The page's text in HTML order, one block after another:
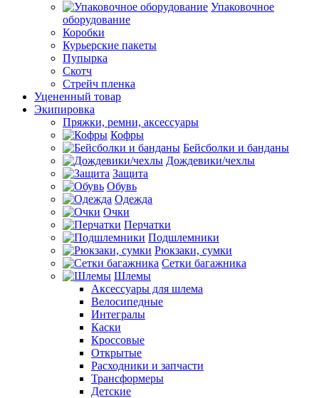
Упаковочное
оборудование
Коробки
Курьерские пакеты
Пупырка
Скотч
Стрейч пленка
Уцененный товар
Экипировка
Пряжки, ремни, аксессуары
Кофры
Бейсболки и банданы
Дождевики/чехлы
Защита
Обувь
Одежда
Очки
Перчатки
Подшлемники
Рюкзаки, сумки
Сетки багажника
Шлемы
Аксессуары для шлема
Велосипедные
Интегралы
Каски
Кроссовые
Открытые
Расходники и запчасти
Трансформеры
Детские